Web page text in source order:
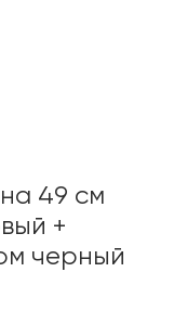
49 см
+
черный